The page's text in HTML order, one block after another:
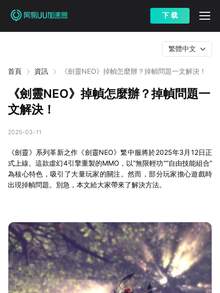
下 载
首頁 資訊 《劍靈NEO》掉幀怎麼辦？掉幀問題一文解決！
繁體中文
《劍靈NEO》掉幀怎麼辦？掉幀問題一
文解決！
2025-03-11
《劍靈》系列革新之作《劍靈NEO》繁中服將於2025年3月12日正
式上線。這款虛幻4引擎重製的MMO，以“無限輕功”“自由技能組合”
為核心特色，吸引了大量玩家的關注。然而，部分玩家擔心遊戲時
出現掉幀問題。別急，本文給大家帶來了解決方法。